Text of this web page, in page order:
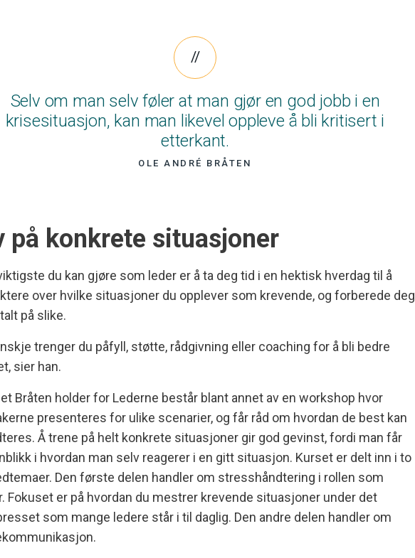
Selv om man selv føler at man gjør en god jobb i en
krisesituasjon, kan man likevel oppleve å bli kritisert i
etterkant.
OLE ANDRÉ BRÅTEN
på konkrete situasjoner
du kan gjøre som leder er å ta deg tid i en hektisk hverdag til å
over hvilke situasjoner du opplever som krevende, og forberede deg
på slike.
trenger du påfyll, støtte, rådgivning eller coaching for å bli bedre
sier han.
Bråten holder for Lederne består blant annet av en workshop hvor
presenteres for ulike scenarier, og får råd om hvordan de best kan
Å trene på helt konkrete situasjoner gir god gevinst, fordi man får
i hvordan man selv reagerer i en gitt situasjon. Kurset er delt inn i to
Den første delen handler om stresshåndtering i rollen som
Fokuset er på hvordan du mestrer krevende situasjoner under det
som mange ledere står i til daglig. Den andre delen handler om